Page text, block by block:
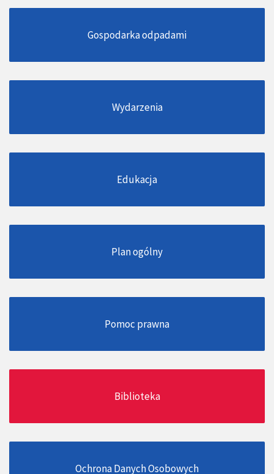
Gospodarka odpadami
Wydarzenia
Edukacja
Plan ogólny
Pomoc prawna
Biblioteka
Ochrona Danych Osobowych